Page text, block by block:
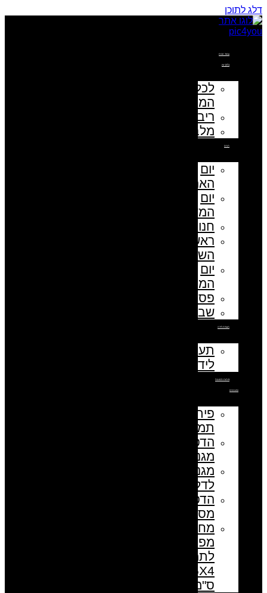
דלג לתוכן
עמוד הבית
בלוקי עץ
לכל
המוצרים
ריבועים
מלבנים
חגים
יום
האהבה
יום
המשפחה
חנוכה
ראש
השנה
יום
המורה
פסח
שבועות
תעודת לידה
תעודת
לידה
פיתוח תמונות
ומגנטים
פיתוח
תמונות
הדפסת
מגנטים
מגנט
לדלת
הדפסת
מסמכים
מחזיק
מפתחות
לתמונה
5.5X4
ס"מ